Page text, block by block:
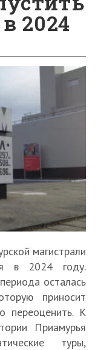
2024
магистрали
в 2024 году.
осталась
приносит
переоценить. К
Приамурья
туры,